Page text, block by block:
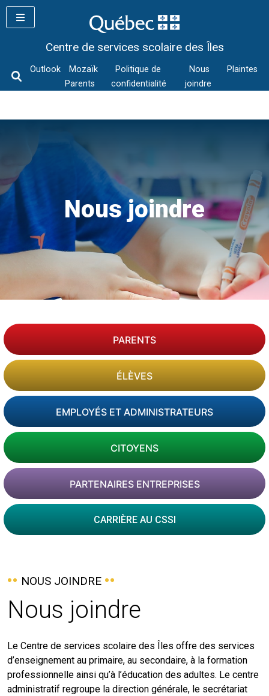
Skip
Centre de services scolaire des Îles
Outlook
Mozaïk
Parents
Politique de
confidentialité
Nous
joindre
Plaintes
Nous joindre
PARENTS
ÉLÈVES
EMPLOYÉS ET ADMINISTRATEURS
CITOYENS
PARTENAIRES ENTREPRISES
CARRIÈRE AU CSSI
NOUS JOINDRE
Nous joindre
Le Centre de services scolaire des Îles offre des services
d’enseignement au primaire, au secondaire, à la formation
professionnelle ainsi qu’à l’éducation des adultes. Le centre
administratif regroupe la direction générale, le secrétariat